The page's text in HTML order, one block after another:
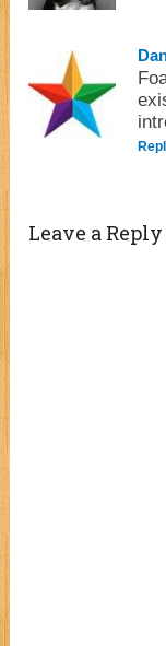
Leave a Reply